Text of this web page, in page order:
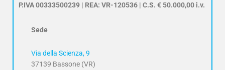
P.IVA 00333500239 | REA: VR-120536 | C.S. € 50.000,00 i.v.
Sede
Via della Scienza, 9
37139 Bassone (VR)